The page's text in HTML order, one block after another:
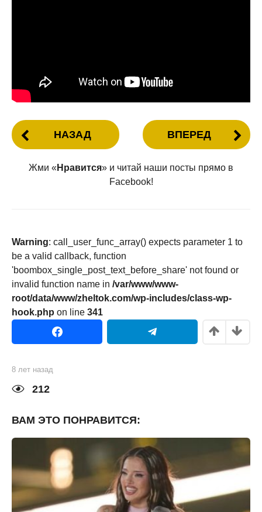
НАЗАД ВПЕРЕД
Жми « Нравится» и читай наши посты прямо в
Facebook!
Warning: call_user_func_array() expects parameter 1 to
be a valid callback, function
'boombox_single_post_text_before_share' not found or
invalid function name in /var/www/www-
root/data/www/zheltok.com/wp-includes/class-wp-
hook.php on line 341
8 лет назад
з
212
ВАМ ЭТО ПОНРАВИТСЯ: